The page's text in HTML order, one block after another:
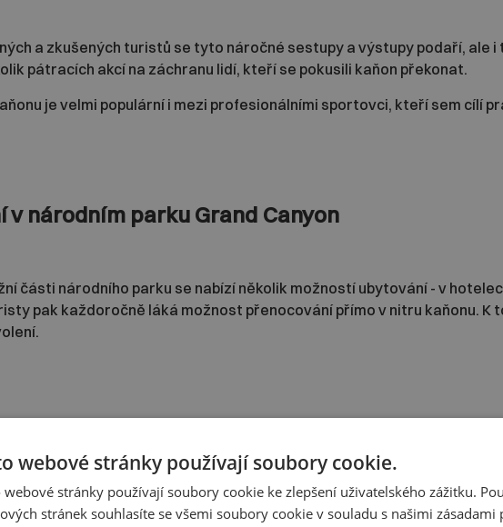
a zkušených turistů se tyto náročné sestupy a výstupy podaří, ale i
pátracích akcí na záchranu lidí, kteří se pokusili kaňon překonat.
je velmi populární i mezi profesionálními sportovci, kteří sem cílí
v národním parku Grand Canyon
části národního parku se nabízí několik možností ubytování - v
pak každoročně láká možnost přenocování přímo v nitru kaňonu. K
webové stránky používají soubory cookie.
webové stránky používají soubory cookie ke zlepšení uživatelského zážitku.
stránek souhlasíte se všemi soubory cookie v souladu s našimi zásadami